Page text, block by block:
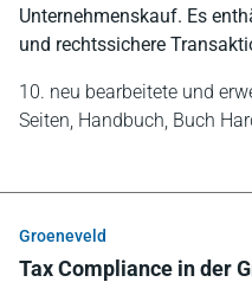
Unternehmenskauf. Es
und rechtssichere
10. neu bearbeitete und
Seiten, Handbuch, Buch
Groeneveld
Tax Compliance in der